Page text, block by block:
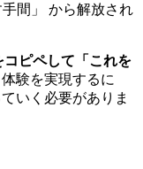
間」 から解放され
ピペして「これを
験を実現するに
いく必要がありま